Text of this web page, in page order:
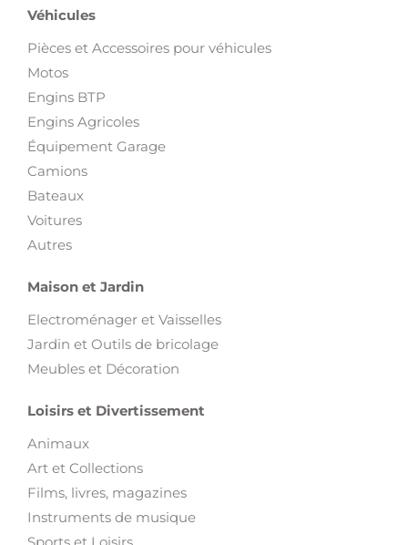
Véhicules
Pièces et Accessoires pour véhicules
Motos
Engins BTP
Engins Agricoles
Équipement Garage
Camions
Bateaux
Voitures
Autres
Maison et Jardin
Electroménager et Vaisselles
Jardin et Outils de bricolage
Meubles et Décoration
Loisirs et Divertissement
Animaux
Art et Collections
Films, livres, magazines
Instruments de musique